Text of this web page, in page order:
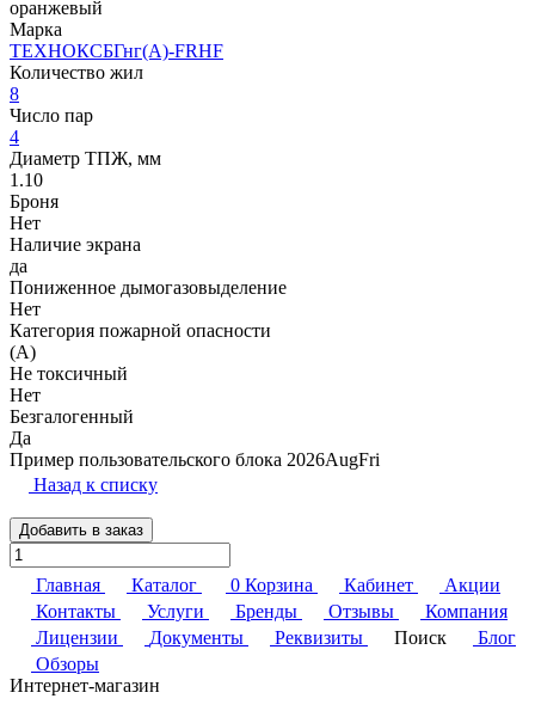
оранжевый
Марка
ТЕХНОКСБГнг(A)-FRHF
Количество жил
8
Число пар
4
Диаметр ТПЖ, мм
1.10
Броня
Нет
Наличие экрана
да
Пониженное дымогазовыделение
Нет
Категория пожарной опасности
(A)
Не токсичный
Нет
Безгалогенный
Да
Пример пользовательского блока 2026AugFri
Назад к списку
Добавить в заказ
Главная Каталог 0 Корзина Кабинет
Акции
Контакты
Услуги Бренды Отзывы
Компания
Лицензии
Документы Реквизиты Поиск
Блог
Обзоры
Интернет-магазин